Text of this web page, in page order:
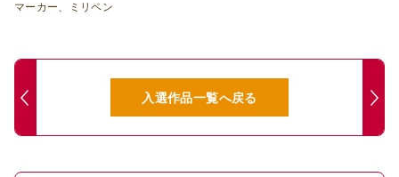
マーカー、ミリペン
入選作品一覧へ戻る